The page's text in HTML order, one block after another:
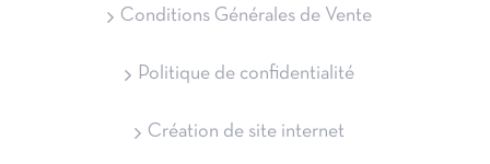
Conditions Générales de Vente
Politique de confidentialité
Création de site internet